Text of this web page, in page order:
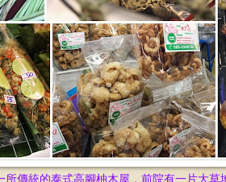
所傳統的泰式高腳柚木屋，前院有一片大